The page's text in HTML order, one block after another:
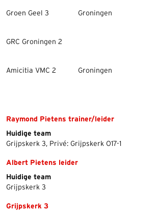
Groen Geel 3 Groningen
GRC Groningen 2
Amicitia VMC 2 Groningen
Raymond Pietens trainer/leider
Huidige team
Grijpskerk 3, Privé: Grijpskerk O17-1
Albert Pietens leider
Huidige team
Grijpskerk 3
Grijpskerk 3